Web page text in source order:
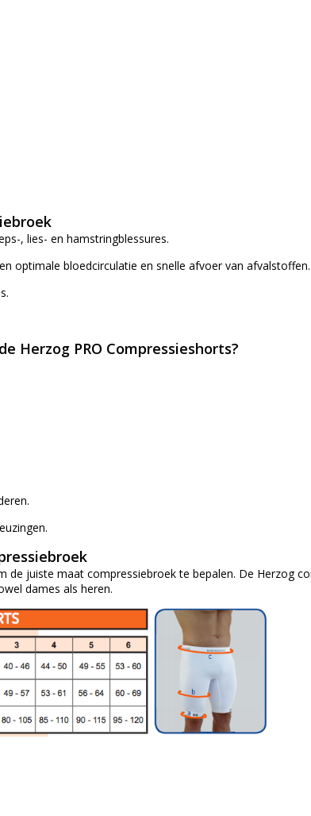
, lies- en hamstringblessures.
optimale bloedcirculatie en snelle afvoer van afvalstoffen.
Herzog PRO Compressieshorts?
de juiste maat compressiebroek te bepalen. De Herzog
dames als heren.